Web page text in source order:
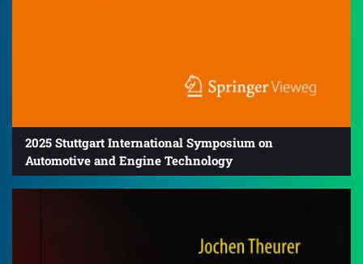
2025 Stuttgart International Symposium on
Automotive and Engine Technology